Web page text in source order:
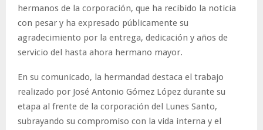
hermanos de la corporación, que ha recibido la noticia
con pesar y ha expresado públicamente su
agradecimiento por la entrega, dedicación y años de
servicio del hasta ahora hermano mayor.
En su comunicado, la hermandad destaca el trabajo
realizado por José Antonio Gómez López durante su
etapa al frente de la corporación del Lunes Santo,
subrayando su compromiso con la vida interna y el